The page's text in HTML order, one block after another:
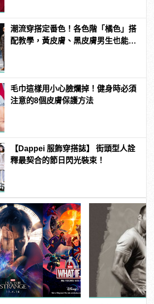
潮流穿搭定番色！各色階「橘色」搭
配教學，黃皮膚、黑皮膚男生也能駕
毛巾這樣用小心臉爛掉！健身時必須
注意的8個皮膚保護方法
【Dappei 服飾穿搭誌】 街頭型人詮
釋最契合的節日閃光裝束！